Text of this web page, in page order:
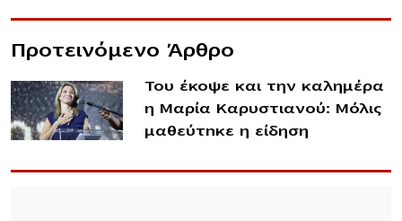
Προτεινόμενο Άρθρο
Του έκοψε και την καλημέρα
η Μαρία Καρυστιανού: Μόλις
μαθεύτnκε η είδηση